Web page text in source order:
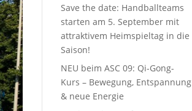
Save the date: Handballteams
starten am 5. September mit
attraktivem Heimspieltag in die
Saison!
NEU beim ASC 09: Qi-Gong-
Kurs – Bewegung, Entspannung
& neue Energie